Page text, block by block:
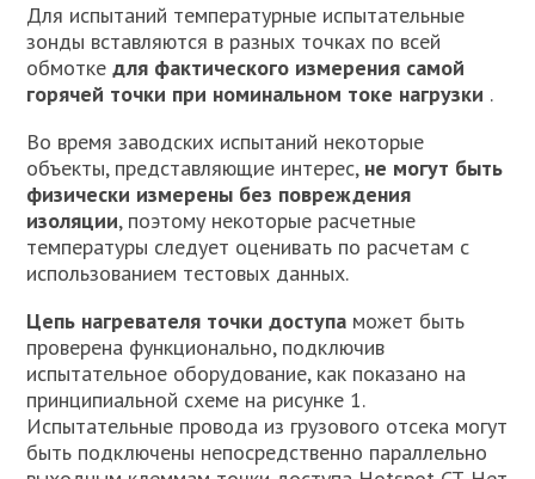
Для испытаний температурные испытательные
зонды вставляются в разных точках по всей
обмоткедля фактического измерения самой
горячей точки при номинальном токе нагрузки .
Во время заводских испытаний некоторые
объекты, представляющие интерес, не могут быть
физически измерены без повреждения
изоляции, поэтому некоторые расчетные
температуры следует оценивать по расчетам с
использованием тестовых данных.
Цепь нагревателя точки доступа может быть
проверена функционально, подключив
испытательное оборудование, как показано на
принципиальной схеме на рисунке 1.
Испытательные провода из грузового отсека могут
быть подключены непосредственно параллельно